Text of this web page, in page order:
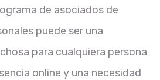
de asociados de
puede ser una
para cualquiera persona
online y una necesidad